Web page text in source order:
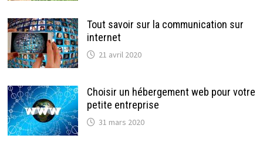
Tout savoir sur la communication sur
internet
21 avril 2020
Choisir un hébergement web pour votre
petite entreprise
31 mars 2020